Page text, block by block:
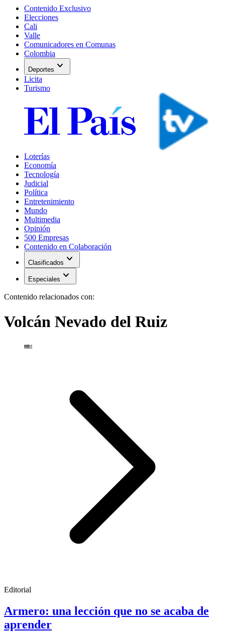
Contenido Exclusivo
Elecciones
Cali
Valle
Comunicadores en Comunas
Colombia
Deportes expand_more
Licita
Turismo
Loterías
Economía
Tecnología
Judicial
Política
Entretenimiento
Mundo
Multimedia
Opinión
500 Empresas
Contenido en Colaboración
Clasificados expand_more
Especiales expand_more
Contenido relacionados con:
Volcán Nevado del Ruiz
Editorial
Armero: una lección que no se acaba de
aprender